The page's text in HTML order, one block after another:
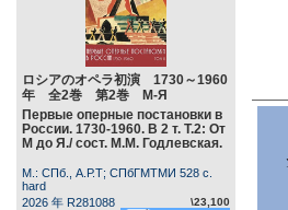
ロシアのオペラ初演 1730～1960
年 全2巻 第2巻 М-Я
Первые оперные постановки в
России. 1730-1960. В 2 т. Т.2: От
М до Я./ сост. М.М. Годлевская.
М.: СПб., А.Р.Т; СПбГМТМИ 528 c.
hard
2026 年 R281088
\23,100